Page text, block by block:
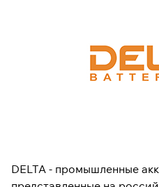
DELTA - промышленные